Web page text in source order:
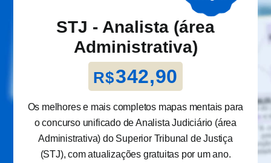
STJ - Analista (área
Administrativa)
R$342,90
Os melhores e mais completos mapas mentais para
o concurso unificado de Analista Judiciário (área
Administrativa) do Superior Tribunal de Justiça
(STJ), com atualizações gratuitas por um ano.